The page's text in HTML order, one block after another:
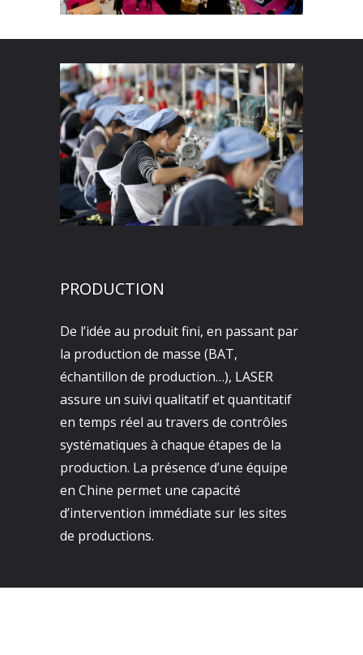
PRODUCTION
De l’idée au produit fini, en passant par
la production de masse (BAT,
échantillon de production…), LASER
assure un suivi qualitatif et quantitatif
en temps réel au travers de contrôles
systématiques à chaque étapes de la
production. La présence d’une équipe
en Chine permet une capacité
d’intervention immédiate sur les sites
de productions.